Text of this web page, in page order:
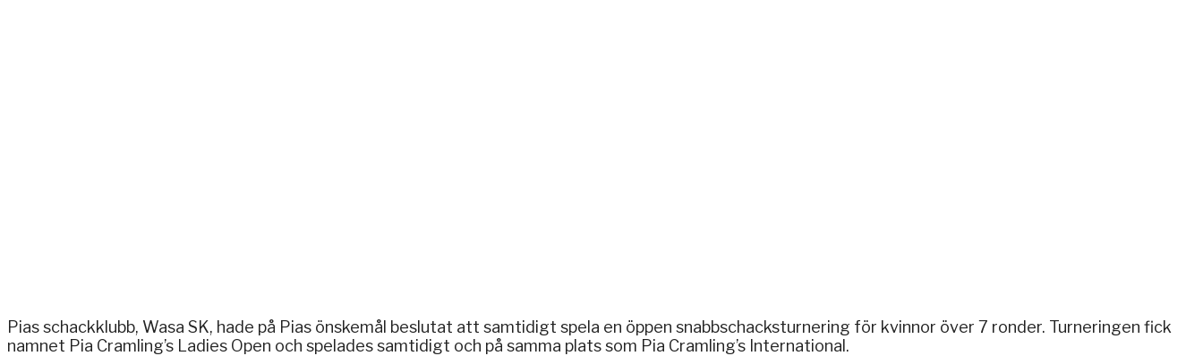
Pias schackklubb, Wasa SK, hade på Pias önskemål beslutat att samtidigt spela en öppen snabbschacksturnering för kvinnor över 7 ronder. Turneringen fick
namnet Pia Cramling’s Ladies Open och spelades samtidigt och på samma plats som Pia Cramling’s International.